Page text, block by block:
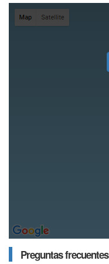
Preguntas frecuentes